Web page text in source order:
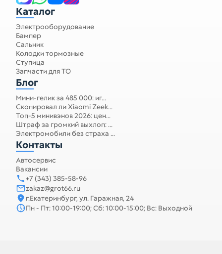
Каталог
Электрооборудование
Бампер
Сальник
Колодки тормозные
Ступица
Запчасти для ТО
Блог
Мини-гелик за 485 000: иг...
Скопировал ли Xiaomi Zeek...
Топ-5 минивэнов 2026: цен...
Штраф за громкий выхлоп: ...
Электромобили без страха ...
Контакты
Автосервис
Вакансии
+7 (343) 385-58-96
zakaz@grot66.ru
г.Екатеринбург, ул. Гаражная, 24
Пн - Пт: 10:00-19:00; Сб: 10:00-15:00; Вс: Выходной